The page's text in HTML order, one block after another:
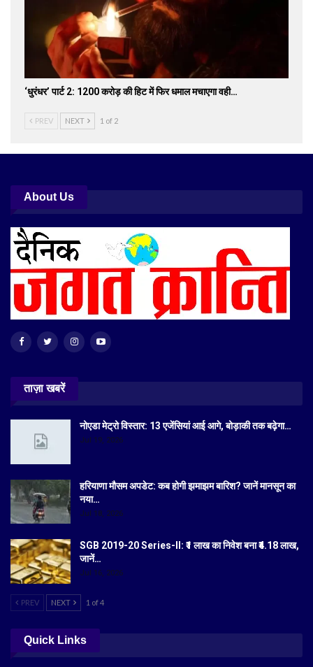
‘धुरंधर’ पार्ट 2: 1200 करोड़ की हिट में फिर धमाल मचाएगा वही…
PREV NEXT 1 of 2
About Us
ताज़ा खबरें
नोएडा मेट्रो विस्तार: 13 एजेंसियां आई आगे, बोड़ाकी तक बढ़ेगा…
Jul 19, 2026
हरियाणा मौसम अपडेट: कब होगी झमाझम बारिश? जानें मानसून का
नया…
Jul 18, 2026
SGB 2019-20 Series-II: ₹1 लाख का निवेश बना ₹4.18 लाख,
जानें…
Jul 16, 2026
PREV NEXT 1 of 4
Quick Links